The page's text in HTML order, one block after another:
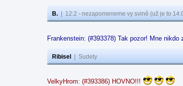
B. 12:2 - nezapomeneme vy svině (už je to
Frankenstein: (#393378) Tak pozor! Mne nikdo
Ribisel Sudety
VelkyHrom: (#393386) HOVNO!!!